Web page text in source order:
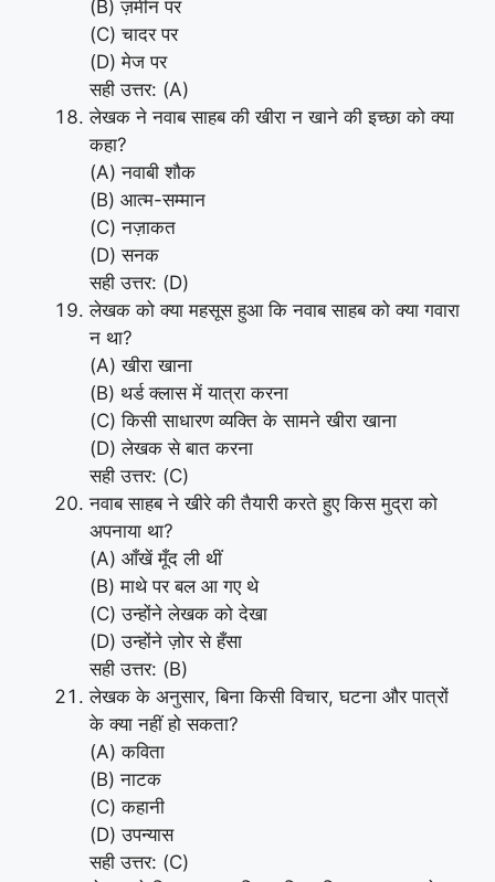
(B) ज़मीन पर
(C) चादर पर
(D) मेज पर
सही उत्तर: (A)
लेखक ने नवाब साहब की खीरा न खाने की इच्छा को क्या
कहा?
(A) नवाबी शौक
(B) आत्म-सम्मान
(C) नज़ाकत
(D) सनक
सही उत्तर: (D)
लेखक को क्या महसूस हुआ कि नवाब साहब को क्या गवारा
न था?
(A) खीरा खाना
(B) थर्ड क्लास में यात्रा करना
(C) किसी साधारण व्यक्ति के सामने खीरा खाना
(D) लेखक से बात करना
सही उत्तर: (C)
नवाब साहब ने खीरे की तैयारी करते हुए किस मुद्रा को
अपनाया था?
(A) आँखें मूँद ली थीं
(B) माथे पर बल आ गए थे
(C) उन्होंने लेखक को देखा
(D) उन्होंने ज़ोर से हँसा
सही उत्तर: (B)
लेखक के अनुसार, बिना किसी विचार, घटना और पात्रों
के क्या नहीं हो सकता?
(A) कविता
(B) नाटक
(C) कहानी
(D) उपन्यास
सही उत्तर: (C)